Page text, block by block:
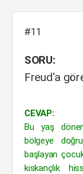
#11
SORU:
Freud'a
CEVAP:
Bu yaş
bölgeye
başlayan
kıskançlık